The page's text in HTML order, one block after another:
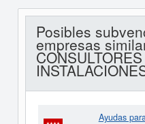
Posibles
empresas
Ayudas